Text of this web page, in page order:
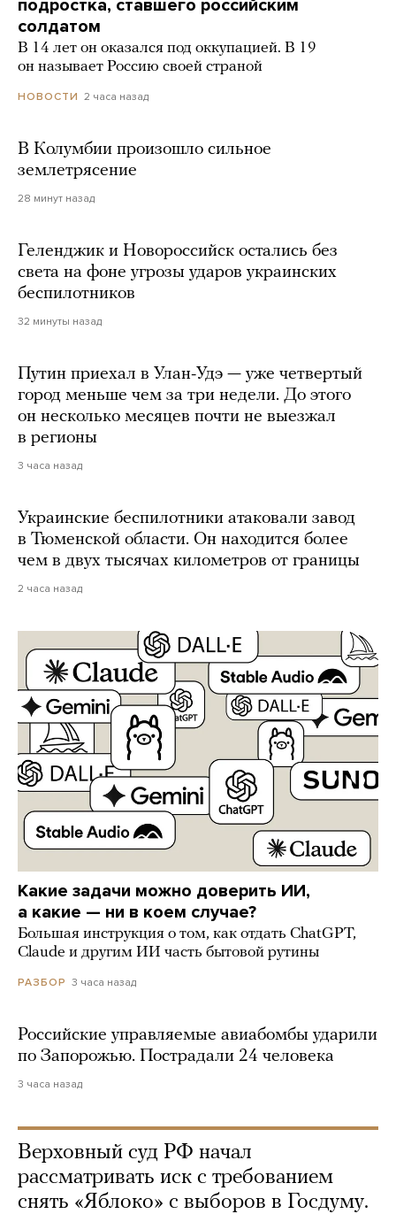
подростка, ставшего российским
солдатом
В 14 лет он оказался под оккупацией. В 19
он называет Россию своей страной
НОВОСТИ 2 часа назад
В Колумбии произошло сильное
землетрясение
28 минут назад
Геленджик и Новороссийск остались без
света на фоне угрозы ударов украинских
беспилотников
32 минуты назад
Путин приехал в Улан-Удэ — уже четвертый
город меньше чем за три недели. До этого
он несколько месяцев почти не выезжал
в регионы
3 часа назад
Украинские беспилотники атаковали завод
в Тюменской области. Он находится более
чем в двух тысячах километров от границы
2 часа назад
Какие задачи можно доверить ИИ,
а какие — ни в коем случае?
Большая инструкция о том, как отдать ChatGPT,
Claude и другим ИИ часть бытовой рутины
РАЗБОР 3 часа назад
Российские управляемые авиабомбы ударили
по Запорожью. Пострадали 24 человека
3 часа назад
Верховный суд РФ начал
рассматривать иск с требованием
снять «Яблоко» с выборов в Госдуму.